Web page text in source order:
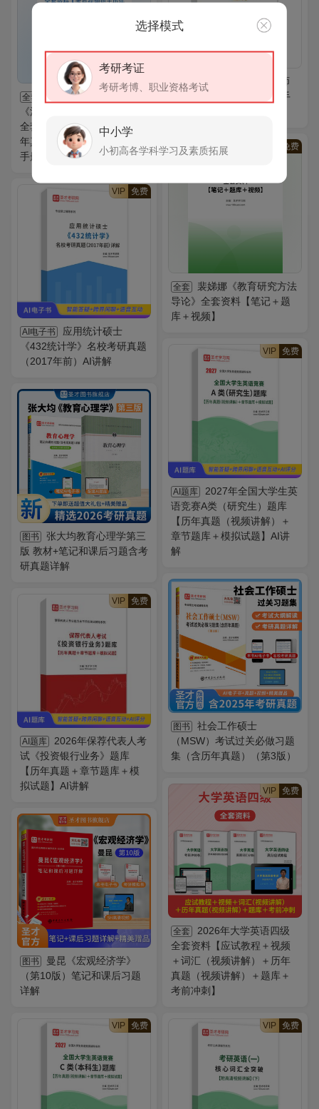
全套
2026年国际中文教师
证书考试全套资料【复习手
全套
2027年同等学力申硕
《法学学科综合水平考试》
全套资料【考点视频班＋历
年真题（视频讲解）＋考点
手册＋题库＋考前冲刺】
免费
全套
裴娣娜《教育研究方法
导论》全套资料【笔记＋题
库＋视频】
VIP 免费
AI电子书
应用统计硕士
《432统计学》名校考研真题
（2017年前）AI讲解
VIP 免费
AI题库
2027年全国大学生英
语竞赛A类（研究生）题库
【历年真题（视频讲解）＋
章节题库＋模拟试题】AI讲
解
图书
张大均教育心理学第三
版 教材+笔记和课后习题含考
研真题详解
图书
社会工作硕士
（MSW）考试过关必做习题
集（含历年真题）（第3版）
VIP 免费
AI题库
2026年保荐代表人考
试《投资银行业务》题库
【历年真题＋章节题库＋模
拟试题】AI讲解
VIP 免费
全套
2026年大学英语四级
全套资料【应试教程＋视频
＋词汇（视频讲解）＋历年
真题（视频讲解）＋题库＋
考前冲刺】
图书
曼昆《宏观经济学》
（第10版）笔记和课后习题
详解
VIP 免费 VIP 免费
选择模式
考研考证
考研考博、职业资格考试
中小学
小初高各学科学习及素质拓展